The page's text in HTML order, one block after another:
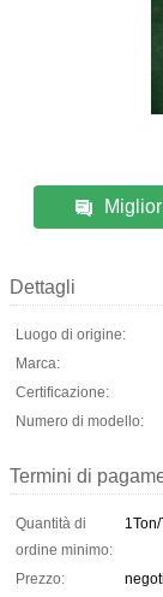
Dettagli
Luogo di origine:
Marca:
Certificazione:
Numero di modello:
Termini di
Quantità di
ordine minimo:
Prezzo: